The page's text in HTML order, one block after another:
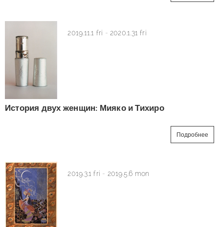
2019.11.1 fri - 2020.1.31 fri
История двух женщин: Мияко и Тихиро
Подробнее
2019.3.1 fri - 2019.5.6 mon